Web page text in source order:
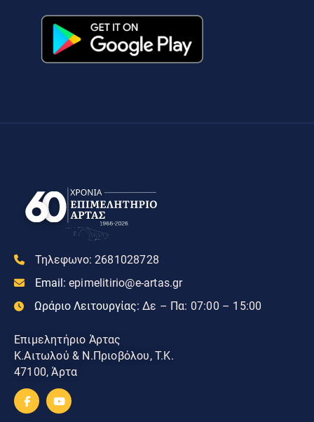
Τηλεφωνο: 2681028728
Email: epimelitirio@e-artas.gr
Ωράριο Λειτουργίας: Δε – Πα: 07:00 – 15:00
Επιμελητήριο Άρτας
Κ.Αιτωλού & Ν.Πριοβόλου, Τ.Κ.
47100, Άρτα